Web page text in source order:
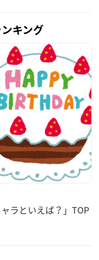
キング
ラといえば？」TOP